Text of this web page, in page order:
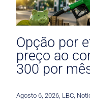
Opção por
preço ao
300 por
Agosto 6, 2026 LBC